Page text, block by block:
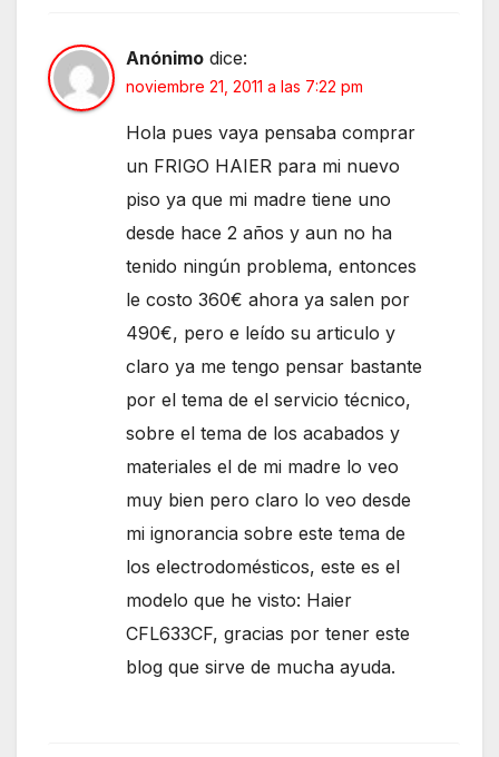
Anónimo dice:
noviembre 21, 2011 a las 7:22 pm
Hola pues vaya pensaba comprar
un FRIGO HAIER para mi nuevo
piso ya que mi madre tiene uno
desde hace 2 años y aun no ha
tenido ningún problema, entonces
le costo 360€ ahora ya salen por
490€, pero e leído su articulo y
claro ya me tengo pensar bastante
por el tema de el servicio técnico,
sobre el tema de los acabados y
materiales el de mi madre lo veo
muy bien pero claro lo veo desde
mi ignorancia sobre este tema de
los electrodomésticos, este es el
modelo que he visto: Haier
CFL633CF, gracias por tener este
blog que sirve de mucha ayuda.